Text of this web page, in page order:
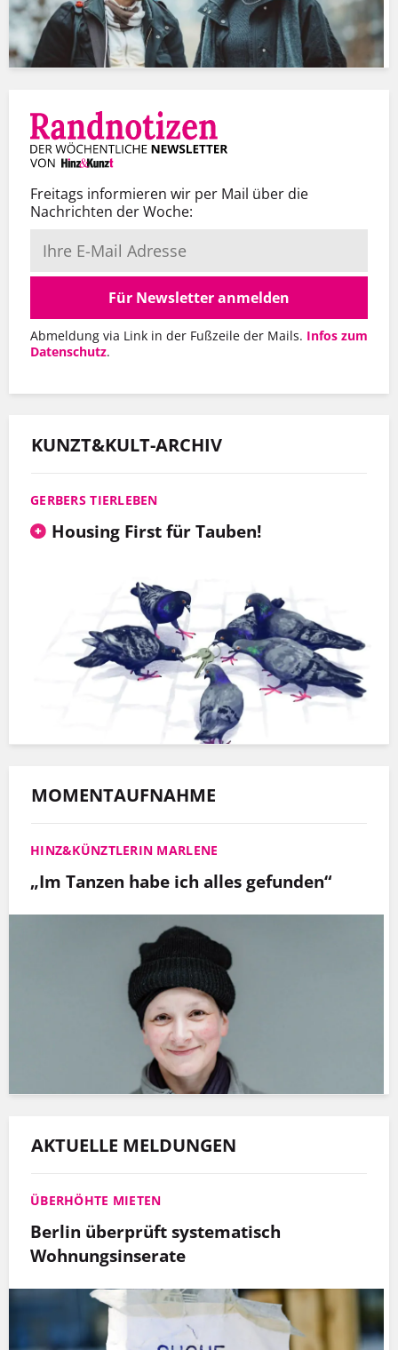
Freitags informieren wir per Mail über die
Nachrichten der Woche:
Für Newsletter anmelden
Abmeldung via Link in der Fußzeile der Mails. Infos zum
Datenschutz.
KUNZT&KULT-ARCHIV
GERBERS TIERLEBEN
Housing First für Tauben!
MOMENTAUFNAHME
HINZ&KÜNZTLERIN MARLENE
„Im Tanzen habe ich alles gefunden“
AKTUELLE MELDUNGEN
ÜBERHÖHTE MIETEN
Berlin überprüft systematisch
Wohnungsinserate